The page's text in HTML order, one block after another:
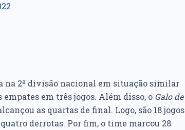
na 2ª divisão nacional em situação similar
em três jogos. Além disso, o Galo de
as quartas de final. Logo, são 18 jogos
derrotas. Por fim, o time marcou 28